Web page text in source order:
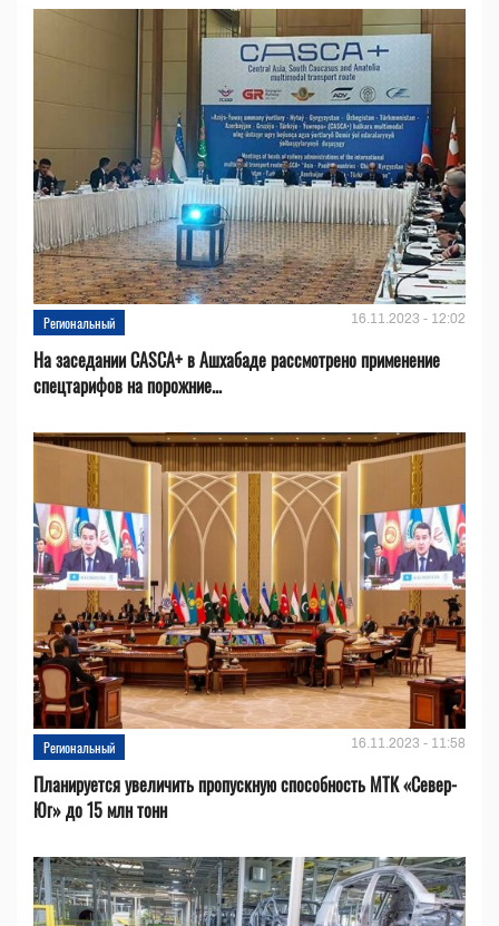
Региональный 16.11.2023 - 12:02
На заседании CASCA+ в Ашхабаде рассмотрено применение
спецтарифов на порожние...
Региональный 16.11.2023 - 11:58
Планируется увеличить пропускную способность МТК «Север-
Юг» до 15 млн тонн